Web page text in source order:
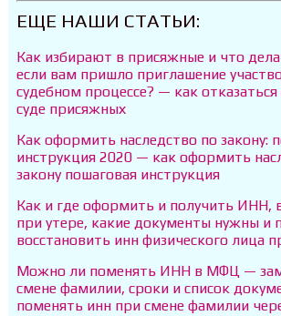
ЕЩЕ НАШИ СТАТЬИ:
Как избирают в присяжные и что
если вам пришло приглашение
судебном процессе? — как отказаться
суде присяжных
Как оформить наследство по закону:
инструкция 2020 — как оформить
закону пошаговая инструкция
Как и где оформить и получить ИНН,
при утере, какие документы нужны и
восстановить инн физического лица
Можно ли поменять ИНН в МФЦ —
смене фамилии, сроки и список
поменять инн при смене фамилии